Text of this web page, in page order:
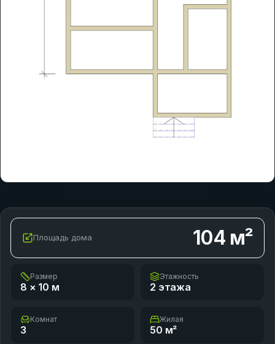
Площадь дома 104 м²
Размер
8 × 10 м
Этажность
2 этажа
Комнат
3
Жилая
50 м²